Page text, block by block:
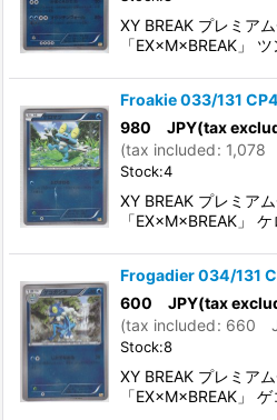
XY BREAK プレミア
「EX×M×BREAK」
Froakie 033/131 CP4
980 JPY(tax
(tax included: 1,078
Stock:4
XY BREAK プレミア
「EX×M×BREAK」
Frogadier 034/131
600 JPY(tax
(tax included: 660
Stock:8
XY BREAK プレミア
「EX×M×BREAK」